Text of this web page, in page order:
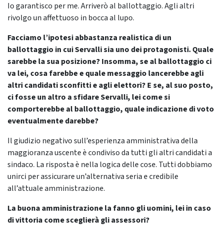
Io garantisco per me. Arriverò al ballottaggio. Agli altri
rivolgo un affettuoso in bocca al lupo.
Facciamo l’ipotesi abbastanza realistica di un
ballottaggio in cui Servalli sia uno dei protagonisti. Quale
sarebbe la sua posizione? Insomma, se al ballottaggio ci
va lei, cosa farebbe e quale messaggio lancerebbe agli
altri candidati sconfitti e agli elettori? E se, al suo posto,
ci fosse un altro a sfidare Servalli, lei come si
comporterebbe al ballottaggio, quale indicazione di voto
eventualmente darebbe?
Il giudizio negativo sull’esperienza amministrativa della
maggioranza uscente è condiviso da tutti gli altri candidati a
sindaco. La risposta è nella logica delle cose. Tutti dobbiamo
unirci per assicurare un’alternativa seria e credibile
all’attuale amministrazione.
La buona amministrazione la fanno gli uomini, lei in caso
di vittoria come sceglierà gli assessori?